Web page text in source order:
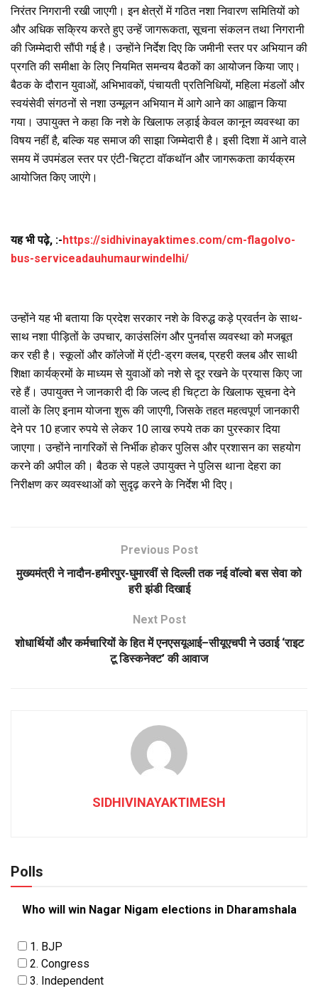
निरंतर निगरानी रखी जाएगी। इन क्षेत्रों में गठित नशा निवारण समितियों को
और अधिक सक्रिय करते हुए उन्हें जागरूकता, सूचना संकलन तथा निगरानी
की जिम्मेदारी सौंपी गई है। उन्होंने निर्देश दिए कि जमीनी स्तर पर अभियान की
प्रगति की समीक्षा के लिए नियमित समन्वय बैठकों का आयोजन किया जाए।
बैठक के दौरान युवाओं, अभिभावकों, पंचायती प्रतिनिधियों, महिला मंडलों और
स्वयंसेवी संगठनों से नशा उन्मूलन अभियान में आगे आने का आह्वान किया
गया। उपायुक्त ने कहा कि नशे के खिलाफ लड़ाई केवल कानून व्यवस्था का
विषय नहीं है, बल्कि यह समाज की साझा जिम्मेदारी है। इसी दिशा में आने वाले
समय में उपमंडल स्तर पर एंटी-चिट्टा वॉकथॉन और जागरूकता कार्यक्रम
आयोजित किए जाएंगे।
यह भी पढ़े, :-https://sidhivinayaktimes.com/cm-flagolvo-
bus-serviceadauhumaurwindelhi/
उन्होंने यह भी बताया कि प्रदेश सरकार नशे के विरुद्ध कड़े प्रवर्तन के साथ-
साथ नशा पीड़ितों के उपचार, काउंसलिंग और पुनर्वास व्यवस्था को मजबूत
कर रही है। स्कूलों और कॉलेजों में एंटी-ड्रग क्लब, प्रहरी क्लब और साथी
शिक्षा कार्यक्रमों के माध्यम से युवाओं को नशे से दूर रखने के प्रयास किए जा
रहे हैं। उपायुक्त ने जानकारी दी कि जल्द ही चिट्टा के खिलाफ सूचना देने
वालों के लिए इनाम योजना शुरू की जाएगी, जिसके तहत महत्वपूर्ण जानकारी
देने पर 10 हजार रुपये से लेकर 10 लाख रुपये तक का पुरस्कार दिया
जाएगा। उन्होंने नागरिकों से निर्भीक होकर पुलिस और प्रशासन का सहयोग
करने की अपील की। बैठक से पहले उपायुक्त ने पुलिस थाना देहरा का
निरीक्षण कर व्यवस्थाओं को सुदृढ़ करने के निर्देश भी दिए।
Previous Post
मुख्यमंत्री ने नादौन-हमीरपुर-घुमारवीं से दिल्ली तक नई वॉल्वो बस सेवा को
हरी झंडी दिखाई
Next Post
शोधार्थियों और कर्मचारियों के हित में एनएसयूआई–सीयूएचपी ने उठाई ‘राइट
टू डिस्कनेक्ट’ की आवाज
SIDHIVINAYAKTIMESH
Polls
Who will win Nagar Nigam elections in Dharamshala
1. BJP
2. Congress
3. Independent